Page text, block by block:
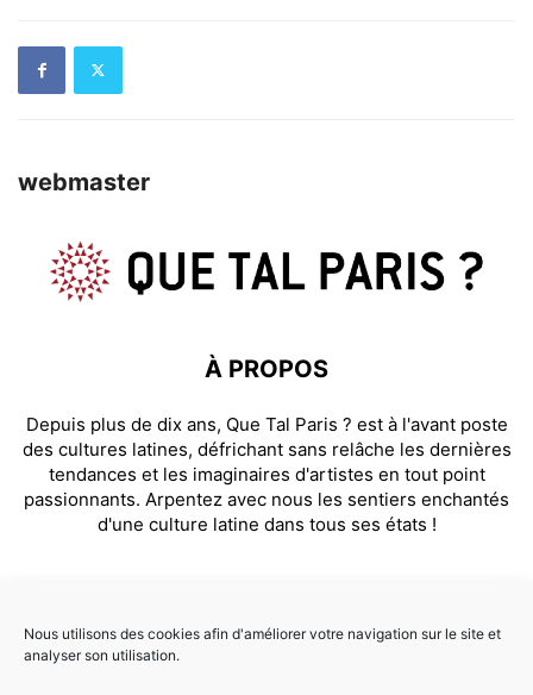
webmaster
À PROPOS
Depuis plus de dix ans, Que Tal Paris ? est à l'avant poste
des cultures latines, défrichant sans relâche les dernières
tendances et les imaginaires d'artistes en tout point
passionnants. Arpentez avec nous les sentiers enchantés
d'une culture latine dans tous ses états !
Facebook
Nous utilisons des cookies afin d'améliorer votre navigation sur le site et
analyser son utilisation.